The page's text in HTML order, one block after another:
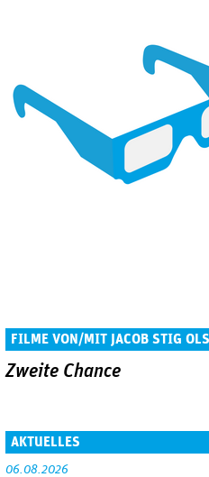
FILME VON/MIT JACOB STIG
Zweite Chance
AKTUELLES
06.08.2026